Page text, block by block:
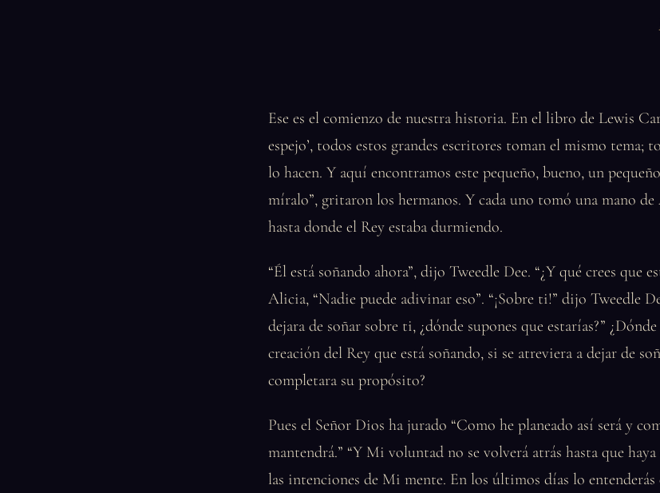
Ese es el comienzo de nuestra historia. En el libro de Lewis
espejo’, todos estos grandes escritores toman el mismo tema;
lo hacen. Y aquí encontramos este pequeño, bueno, un
míralo”, gritaron los hermanos. Y cada uno tomó una mano
hasta donde el Rey estaba durmiendo.
“Él está soñando ahora”, dijo Tweedle Dee. “¿Y qué crees que
Alicia, “Nadie puede adivinar eso”. “¡Sobre ti!” dijo Tweedle
dejara de soñar sobre ti, ¿dónde supones que estarías?”
creación del Rey que está soñando, si se atreviera a dejar de
completara su propósito?
Pues el Señor Dios ha jurado “Como he planeado así será y
mantendrá.” “Y Mi voluntad no se volverá atrás hasta que
las intenciones de Mi mente. En los últimos días lo entenderás